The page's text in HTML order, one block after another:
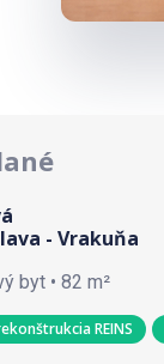
- Vrakuňa
byt • 82 m²
REINS